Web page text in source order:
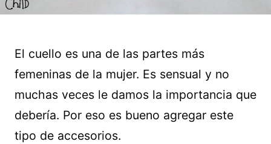
El cuello es una de las partes más
femeninas de la mujer. Es sensual y no
muchas veces le damos la importancia que
debería. Por eso es bueno agregar este
tipo de accesorios.